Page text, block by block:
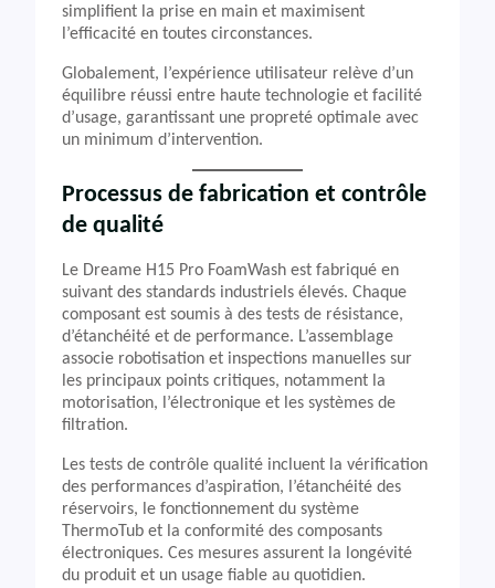
simplifient la prise en main et maximisent
l’efficacité en toutes circonstances.
Globalement, l’expérience utilisateur relève d’un
équilibre réussi entre haute technologie et facilité
d’usage, garantissant une propreté optimale avec
un minimum d’intervention.
Processus de fabrication et contrôle
de qualité
Le Dreame H15 Pro FoamWash est fabriqué en
suivant des standards industriels élevés. Chaque
composant est soumis à des tests de résistance,
d’étanchéité et de performance. L’assemblage
associe robotisation et inspections manuelles sur
les principaux points critiques, notamment la
motorisation, l’électronique et les systèmes de
filtration.
Les tests de contrôle qualité incluent la vérification
des performances d’aspiration, l’étanchéité des
réservoirs, le fonctionnement du système
ThermoTub et la conformité des composants
électroniques. Ces mesures assurent la longévité
du produit et un usage fiable au quotidien.